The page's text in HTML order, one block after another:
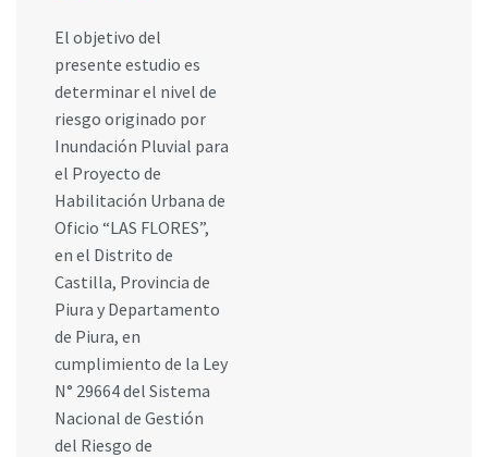
El objetivo del
presente estudio es
determinar el nivel de
riesgo originado por
Inundación Pluvial para
el Proyecto de
Habilitación Urbana de
Oficio “LAS FLORES”,
en el Distrito de
Castilla, Provincia de
Piura y Departamento
de Piura, en
cumplimiento de la Ley
N° 29664 del Sistema
Nacional de Gestión
del Riesgo de